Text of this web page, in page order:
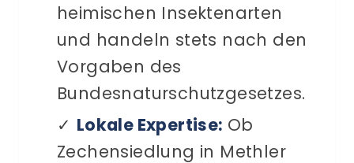
heimischen Insektenarten
und handeln stets nach den
Vorgaben des
Bundesnaturschutzgesetzes.
✓ Lokale Expertise: Ob
Zechensiedlung in Methler